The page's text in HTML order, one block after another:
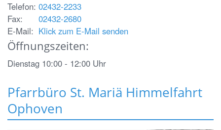
Telefon: 02432-2233
Fax:
02432-2680
E-Mail: Klick zum E-Mail senden
Öffnungszeiten:
Dienstag 10:00 - 12:00 Uhr
Pfarrbüro St. Mariä Himmelfahrt
Ophoven